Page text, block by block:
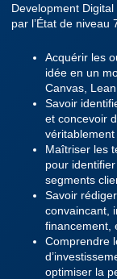
Development
par l’État de niveau
Acquérir les
idée en un
Canvas,
Savoir
et concevoir
véritablement
Maîtriser les
pour
segments
Savoir
convaincant,
financement,
Comprendre
optimiser la